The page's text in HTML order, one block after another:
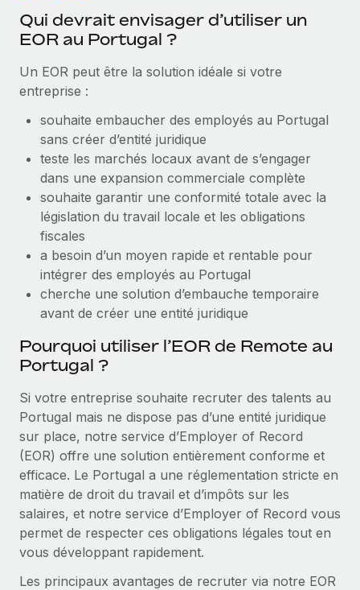
Création d’entité
conformité
Mobilité et déménagement international
Organisez facilement le déménagement de vos
employés
Avantages sociaux
Gérez facilement les avantages sociaux
Taxes
Mises à jour des produits de Remote :
Intégrations Gusto et Xero et Gestion des
freelances Plus
Remote a toujours pour mission d'aider les entreprises de
toute taille à embaucher, gérer et payer...
En savoir plus
Comment Phiture gère ses 55 employés
répartis dans 19 pays grâce à Remote
Phiture, un leader notable du conseil en matière de
croissance mobile internationale, encourage les...
En savoir plus
Qui devrait envisager d’utiliser un
EOR au Portugal ?
Un EOR peut être la solution idéale si votre
entreprise :
souhaite embaucher des employés au Portugal
sans créer d’entité juridique
teste les marchés locaux avant de s’engager
dans une expansion commerciale complète
souhaite garantir une conformité totale avec la
législation du travail locale et les obligations
fiscales
a besoin d’un moyen rapide et rentable pour
intégrer des employés au Portugal
cherche une solution d’embauche temporaire
avant de créer une entité juridique
Pourquoi utiliser l’EOR de Remote au
Portugal ?
Si votre entreprise souhaite recruter des talents au
Portugal mais ne dispose pas d’une entité juridique
sur place, notre service d’Employer of Record
(EOR) offre une solution entièrement conforme et
efficace. Le Portugal a une réglementation stricte en
matière de droit du travail et d’impôts sur les
salaires, et notre service d’Employer of Record vous
permet de respecter ces obligations légales tout en
vous développant rapidement.
Les principaux avantages de recruter via notre EOR